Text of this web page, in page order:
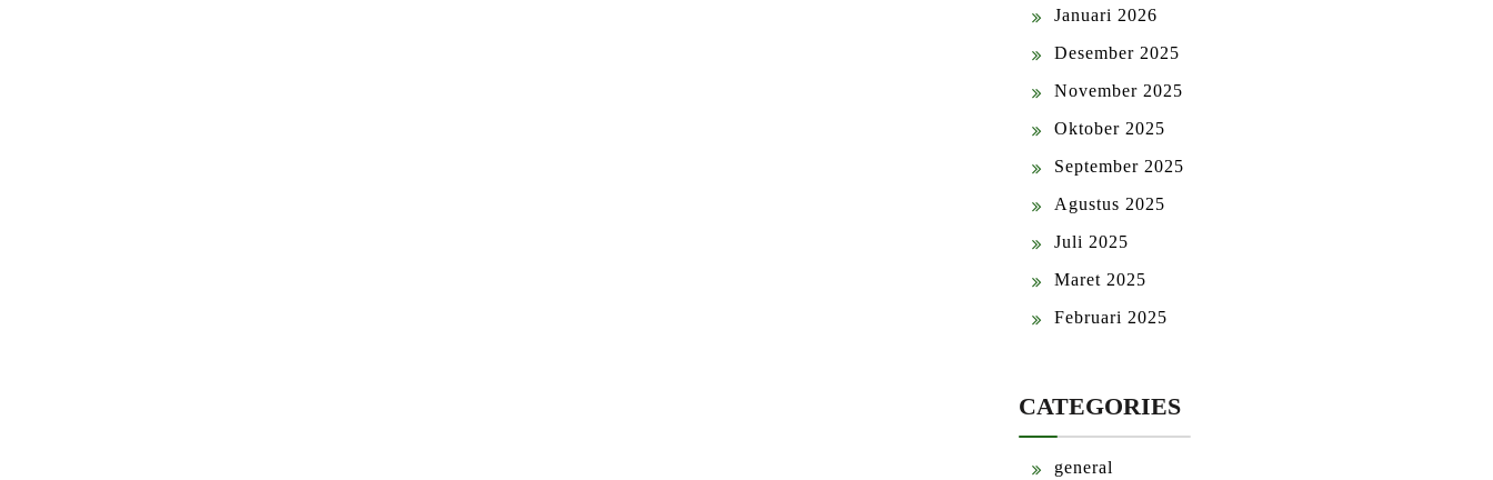
Januari 2026
Desember 2025
November 2025
Oktober 2025
September 2025
Agustus 2025
Juli 2025
Maret 2025
Februari 2025
CATEGORIES
general